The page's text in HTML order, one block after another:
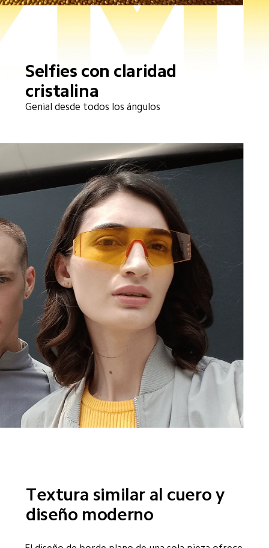
Selfies con claridad
cristalina
Genial desde todos los ángulos
Textura similar al cuero y
diseño moderno